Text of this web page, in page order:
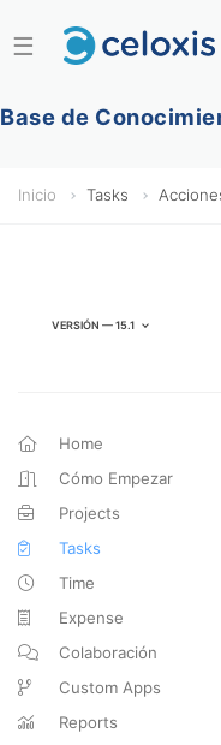
☰
Base de
Inicio Tasks
Versión — 15.1
Home
Cómo Empezar
Projects
Tasks
Time
Expense
Colaboración
Custom Apps
Reports